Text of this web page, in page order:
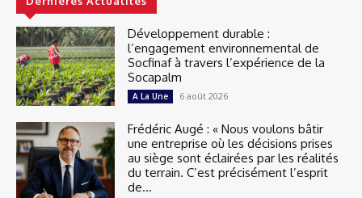
Développement durable :
l’engagement environnemental de
Socfinaf à travers l’expérience de la
Socapalm
A La Une 6 août 2026
Frédéric Augé : « Nous voulons bâtir
une entreprise où les décisions prises
au siège sont éclairées par les réalités
du terrain. C’est précisément l’esprit
de...